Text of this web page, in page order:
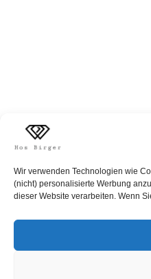
Wir verwenden Technologien wie
(nicht) personalisierte Werbung
dieser Website verarbeiten. Wenn